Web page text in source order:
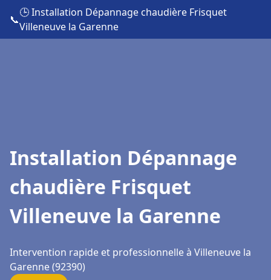
📞
🕒 Installation Dépannage chaudière Frisquet
Villeneuve la Garenne
Installation Dépannage
chaudière Frisquet
Villeneuve la Garenne
Intervention rapide et professionnelle à Villeneuve la
Garenne (92390)